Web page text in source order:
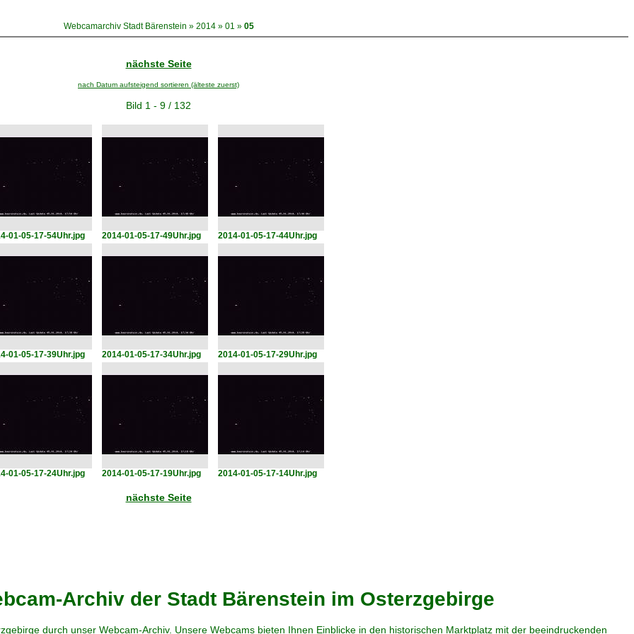
Webcamarchiv Stadt Bärenstein » 2014» 01 » 05
nächste Seite
nach Datum aufsteigend sortieren (älteste zuerst)
Bild 1 - 9 / 132
01-05-17-54Uhr.jpg 2014-01-05-17-49Uhr.jpg 2014-01-05-17-44Uhr.jpg
01-05-17-39Uhr.jpg 2014-01-05-17-34Uhr.jpg 2014-01-05-17-29Uhr.jpg
01-05-17-24Uhr.jpg 2014-01-05-17-19Uhr.jpg 2014-01-05-17-14Uhr.jpg
nächste Seite
Archiv der Stadt Bärenstein im Osterzgebirge
durch unser Webcam-Archiv. Unsere Webcams bieten Ihnen Einblicke in den historischen Marktplatz mit der beeindruckenden